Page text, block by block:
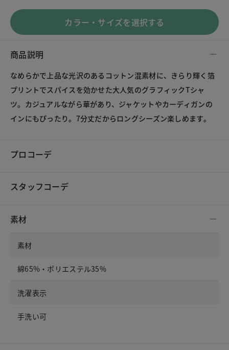
カラー・サイズを選択する
商品説明
なめらかで上品な光沢のあるコットン混素材に、きらり輝く箔
プリントでスパイスを効かせた大人気のグラフィックTシャ
ツ。カジュアルながら華があり、ジャケットやカーディガンの
インにもぴったり。7分丈だからロングシーズン楽しめます。
プロコーデ
スタッフコーデ
素材
素材
綿65%・ポリエステル35%
洗濯表示
手洗い可